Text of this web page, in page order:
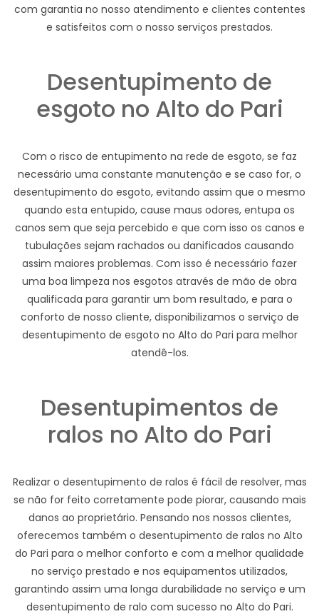
com garantia no nosso atendimento e clientes contentes
e satisfeitos com o nosso serviços prestados.
Desentupimento de
esgoto no Alto do Pari
Com o risco de entupimento na rede de esgoto, se faz
necessário uma constante manutenção e se caso for, o
desentupimento do esgoto, evitando assim que o mesmo
quando esta entupido, cause maus odores, entupa os
canos sem que seja percebido e que com isso os canos e
tubulações sejam rachados ou danificados causando
assim maiores problemas. Com isso é necessário fazer
uma boa limpeza nos esgotos através de mão de obra
qualificada para garantir um bom resultado, e para o
conforto de nosso cliente, disponibilizamos o serviço de
desentupimento de esgoto no Alto do Pari para melhor
atendê-los.
Desentupimentos de
ralos no Alto do Pari
Realizar o desentupimento de ralos é fácil de resolver, mas
se não for feito corretamente pode piorar, causando mais
danos ao proprietário. Pensando nos nossos clientes,
oferecemos também o desentupimento de ralos no Alto
do Pari para o melhor conforto e com a melhor qualidade
no serviço prestado e nos equipamentos utilizados,
garantindo assim uma longa durabilidade no serviço e um
desentupimento de ralo com sucesso no Alto do Pari.